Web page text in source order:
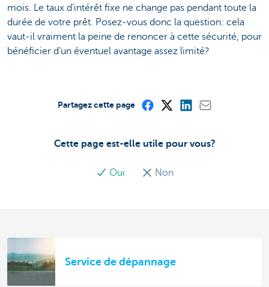
mois. Le taux d'intérêt fixe ne change pas pendant toute la
durée de votre prêt. Posez-vous donc la question: cela
vaut-il vraiment la peine de renoncer à cette sécurité, pour
bénéficier d'un éventuel avantage assez limité?
Cette page est-elle utile pour vous?
Oui Non
Partagez cette page
Service de dépannage